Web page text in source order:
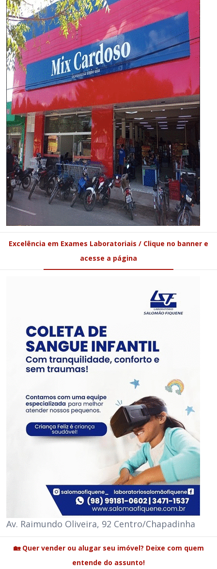
Excelência em Exames Laboratoriais / Clique no banner e
acesse a página
Av. Raimundo Oliveira, 92 Centro/Chapadinha
🏡 Quer vender ou alugar seu imóvel? Deixe com quem
entende do assunto!